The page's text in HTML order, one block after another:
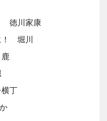
徳川家康
！ 堀川
丁